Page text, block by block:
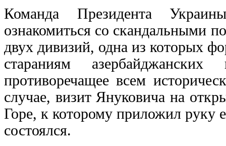
Команда Президента
ознакомиться со скандальными
двух дивизий, одна из которых
стараниям
противоречащее всем
случае, визит Януковича на
Горе, к которому приложил руку
состоялся.